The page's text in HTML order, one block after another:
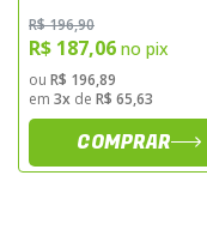
Indicado para
esportivas,
Recomendado
fabricante
de troca.
com ou sem
R$ 196,90
R$ 187,06 no pix
ou R$ 196,89
em 3x de R$ 65,63
COMPRAR